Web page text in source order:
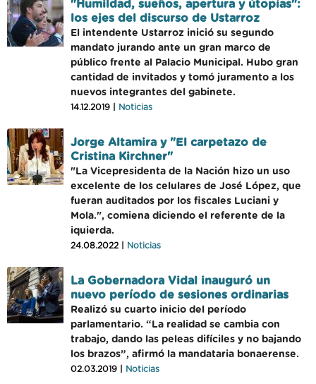
"Humildad, sueños, apertura y útopías":
los ejes del discurso de Ustarroz
El intendente Ustarroz inició su segundo
mandato jurando ante un gran marco de
público frente al Palacio Municipal. Hubo gran
cantidad de invitados y tomó juramento a los
nuevos integrantes del gabinete.
14.12.2019 | Noticias
Jorge Altamira y "El carpetazo de
Cristina Kirchner"
"La Vicepresidenta de la Nación hizo un uso
excelente de los celulares de José López, que
fueran auditados por los fiscales Luciani y
Mola.", comiena diciendo el referente de la
iquierda.
24.08.2022 | Noticias
La Gobernadora Vidal inauguró un
nuevo período de sesiones ordinarias
Realizó su cuarto inicio del período
parlamentario. “La realidad se cambia con
trabajo, dando las peleas difíciles y no bajando
los brazos”, afirmó la mandataria bonaerense.
02.03.2019 | Noticias